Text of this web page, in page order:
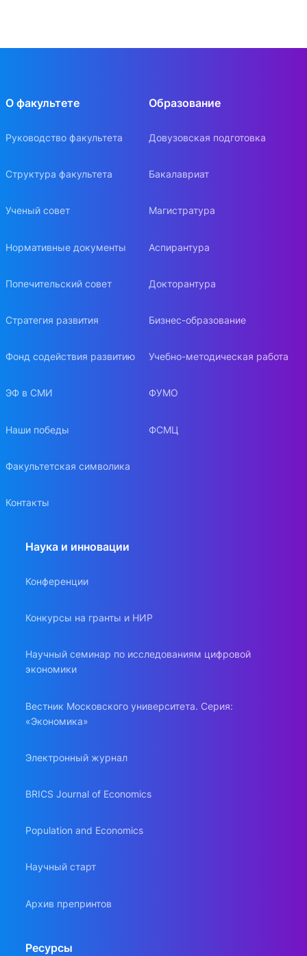
О факультете
Руководство факультета
Структура факультета
Ученый совет
Нормативные документы
Попечительский совет
Стратегия развития
Фонд содействия развитию
ЭФ в СМИ
Наши победы
Факультетская символика
Контакты
Образование
Довузовская подготовка
Бакалавриат
Магистратура
Аспирантура
Докторантура
Бизнес-образование
Учебно-методическая работа
ФУМО
ФСМЦ
Наука и инновации
Конференции
Конкурсы на гранты и НИР
Научный семинар по исследованиям цифровой
экономики
Вестник Московского университета. Серия:
«Экономика»
Электронный журнал
BRICS Journal of Economics
Population and Economics
Научный старт
Архив препринтов
Ресурсы